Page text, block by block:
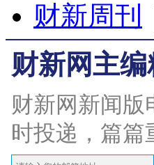
财新周刊
财新网主
财新网新闻
时投递，篇篇